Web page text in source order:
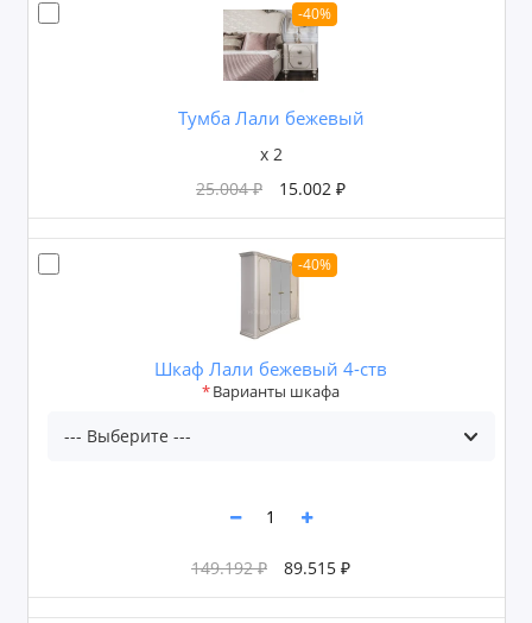
-40%
Тумба Лали бежевый
x 2
25.004 ₽
15.002 ₽
-40%
Шкаф Лали бежевый 4-ств
Варианты шкафа
149.192 ₽ 89.515 ₽